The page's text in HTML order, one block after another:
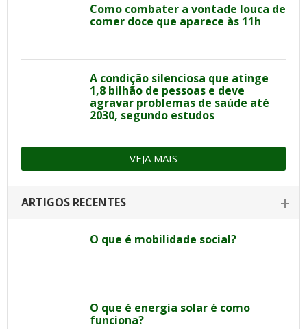
Como combater a vontade louca de
comer doce que aparece às 11h
A condição silenciosa que atinge
1,8 bilhão de pessoas e deve
agravar problemas de saúde até
2030, segundo estudos
VEJA MAIS
ARTIGOS RECENTES
O que é mobilidade social?
O que é energia solar é como
funciona?